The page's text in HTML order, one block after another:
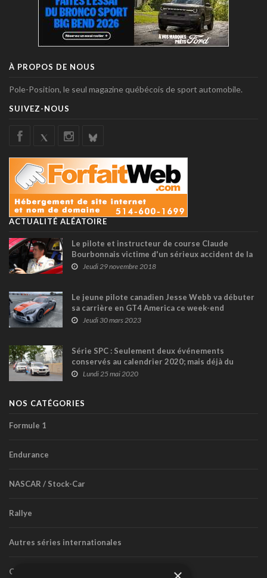
À PROPOS DE NOUS
Pole-Position, le seul magazine québécois de sport automobile.
SUIVEZ-NOUS
ACTUALITÉ ALÉATOIRE
Le pilote et instructeur de course Claude
Bourbonnais victime d'un sérieux accident de la
routeJeudi 29 novembre 2018
Le jeune pilote canadien Jesse Webb va débuter
sa carrière en GT4 America ce week-end
Jeudi 30 mars 2023
Série SPC : Seulement deux événements
conservés au calendrier 2020; mais déjà du
travail entrepris en vue de 2021 !
Lundi 25 mai 2020
NOS CATÉGORIES
Formule 1
Endurance
NASCAR / Stock-Car
Rallye
Autres séries internationales
Circuit routier canadien